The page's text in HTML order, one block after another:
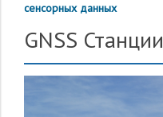
сенсорных данных
GNSS Станции